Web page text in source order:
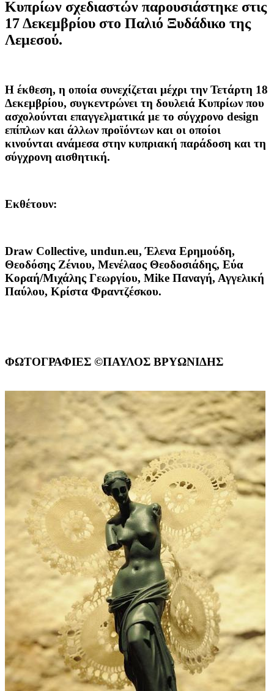
Κυπρίων σχεδιαστών παρουσιάστηκε στις
17 Δεκεμβρίου στο Παλιό Ξυδάδικο της
Λεμεσού.
Η έκθεση, η οποία συνεχίζεται μέχρι την Τετάρτη 18
Δεκεμβρίου, συγκεντρώνει τη δουλειά Κυπρίων που
ασχολούνται επαγγελματικά με το σύγχρονο design
επίπλων και άλλων προϊόντων και οι οποίοι
κινούνται ανάμεσα στην κυπριακή παράδοση και τη
σύγχρονη αισθητική.
Εκθέτουν:
Draw Collective, undun.eu, Έλενα Ερημούδη,
Θεοδόσης Ζένιου, Μενέλαος Θεοδοσιάδης, Εύα
Κοραή/Μιχάλης Γεωργίου, Mike Παναγή, Αγγελική
Παύλου, Κρίστα Φραντζέσκου.
ΦΩΤΟΓΡΑΦΙΕΣ ©ΠΑΥΛΟΣ ΒΡΥΩΝΙΔΗΣ